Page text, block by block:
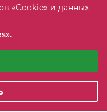
ЗВОНОК
11Б
«Cookie» и данных